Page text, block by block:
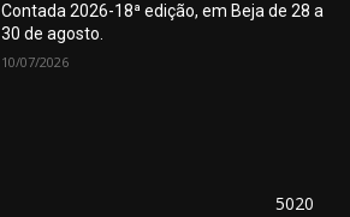
Contada 2026-18ª edição, em Beja de 28 a
30 de agosto.
10/07/2026
5020